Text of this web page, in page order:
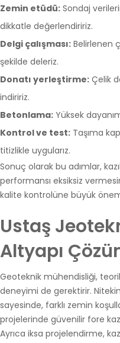
Zemin etüdü: Sondaj
dikkatle değerlendiririz.
Delgi çalışması: Belirlenen
şekilde deleriz.
Donatı yerleştirme: Çelik
indiririz.
Betonlama: Yüksek
Kontrol ve test: Taşıma
titizlikle uygularız.
Sonuç olarak bu adımlar,
performansı eksiksiz
kalite kontrolüne büyük
Ustaş
Altyapı
Geoteknik mühendisliği,
deneyimi de gerektirir.
sayesinde, farklı zemin
projelerinde güvenilir fore
Ayrıca iksa projelendirme,